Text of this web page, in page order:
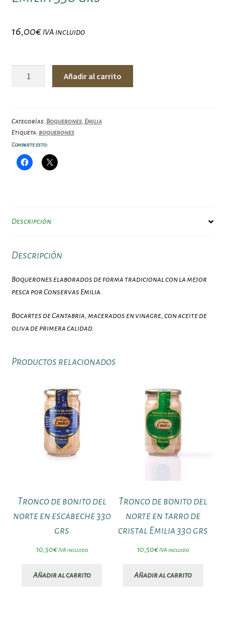
16,00€ IVA incluido
oliva
Emilia
330
grs
cantidad
Añadir al carrito
Categorías: Boquerones, Emilia
Etiqueta: boquerones
Comparte esto:
Descripción
Descripción
Boquerones elaborados de forma tradicional con la mejor
pesca por Conservas Emilia.
Bocartes de Cantabria, macerados en vinagre, con aceite de
oliva de primera calidad.
Productos relacionados
Tronco de bonito del
norte en escabeche 330
grs
10,50€ IVA incluido
Añadir al carrito
Tronco de bonito del
norte en tarro de
cristal Emilia 330 grs
10,50€ IVA incluido
Añadir al carrito